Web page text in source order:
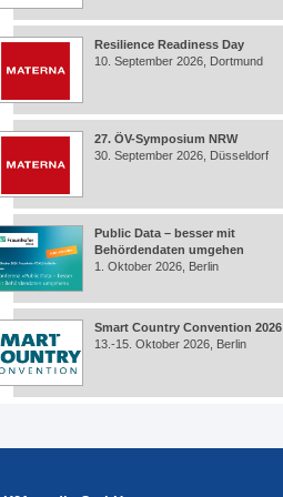
Resilience Readiness Day
10. September 2026, Dortmund
27. ÖV-Symposium NRW
30. September 2026, Düsseldorf
Public Data – besser mit
Behördendaten umgehen
1. Oktober 2026, Berlin
Smart Country Convention 2026
13.-15. Oktober 2026, Berlin